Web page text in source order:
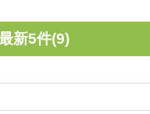
新5件(9)